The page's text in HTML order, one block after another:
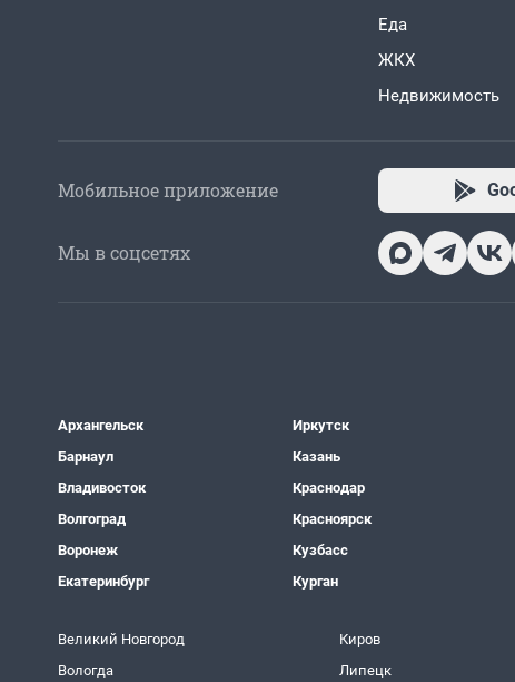
Еда
ЖКХ
Недвижимость
Мобильное приложение
Мы в соцсетях
Архангельск
Барнаул
Владивосток
Волгоград
Воронеж
Екатеринбург
Иркутск
Казань
Краснодар
Красноярск
Кузбасс
Курган
Великий Новгород
Вологда
Киров
Липецк